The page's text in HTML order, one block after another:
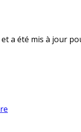
a été mis à jour